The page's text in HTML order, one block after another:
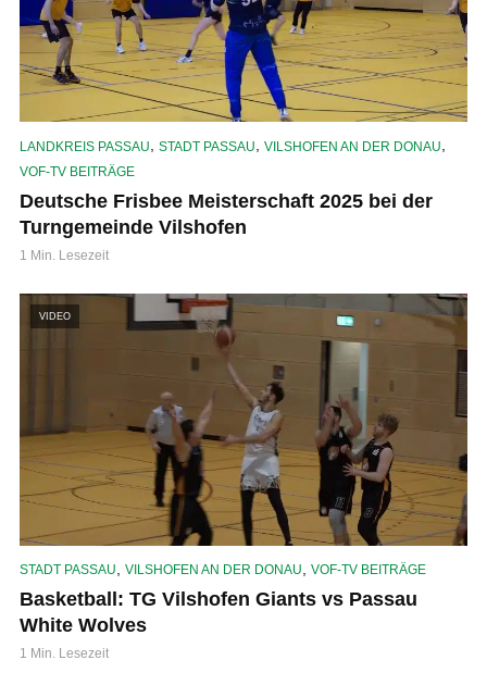
LANDKREIS PASSAU, STADT PASSAU, VILSHOFEN AN DER DONAU,
VOF-TV BEITRÄGE
Deutsche Frisbee Meisterschaft 2025 bei der
Turngemeinde Vilshofen
1 Min. Lesezeit
VIDEO
STADT PASSAU VILSHOFEN AN DER DONAU VOF-TV BEITRÄGE
Basketball: TG Vilshofen Giants vs Passau
White Wolves
1 Min. Lesezeit